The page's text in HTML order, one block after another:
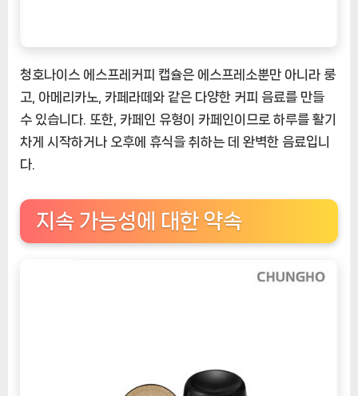
청호나이스 에스프레커피 캡슐은 에스프레소뿐만 아니라 룽
고, 아메리카노, 카페라떼와 같은 다양한 커피 음료를 만들
수 있습니다. 또한, 카페인 유형이 카페인이므로 하루를 활기
차게 시작하거나 오후에 휴식을 취하는 데 완벽한 음료입니
다.
지속 가능성에 대한 약속